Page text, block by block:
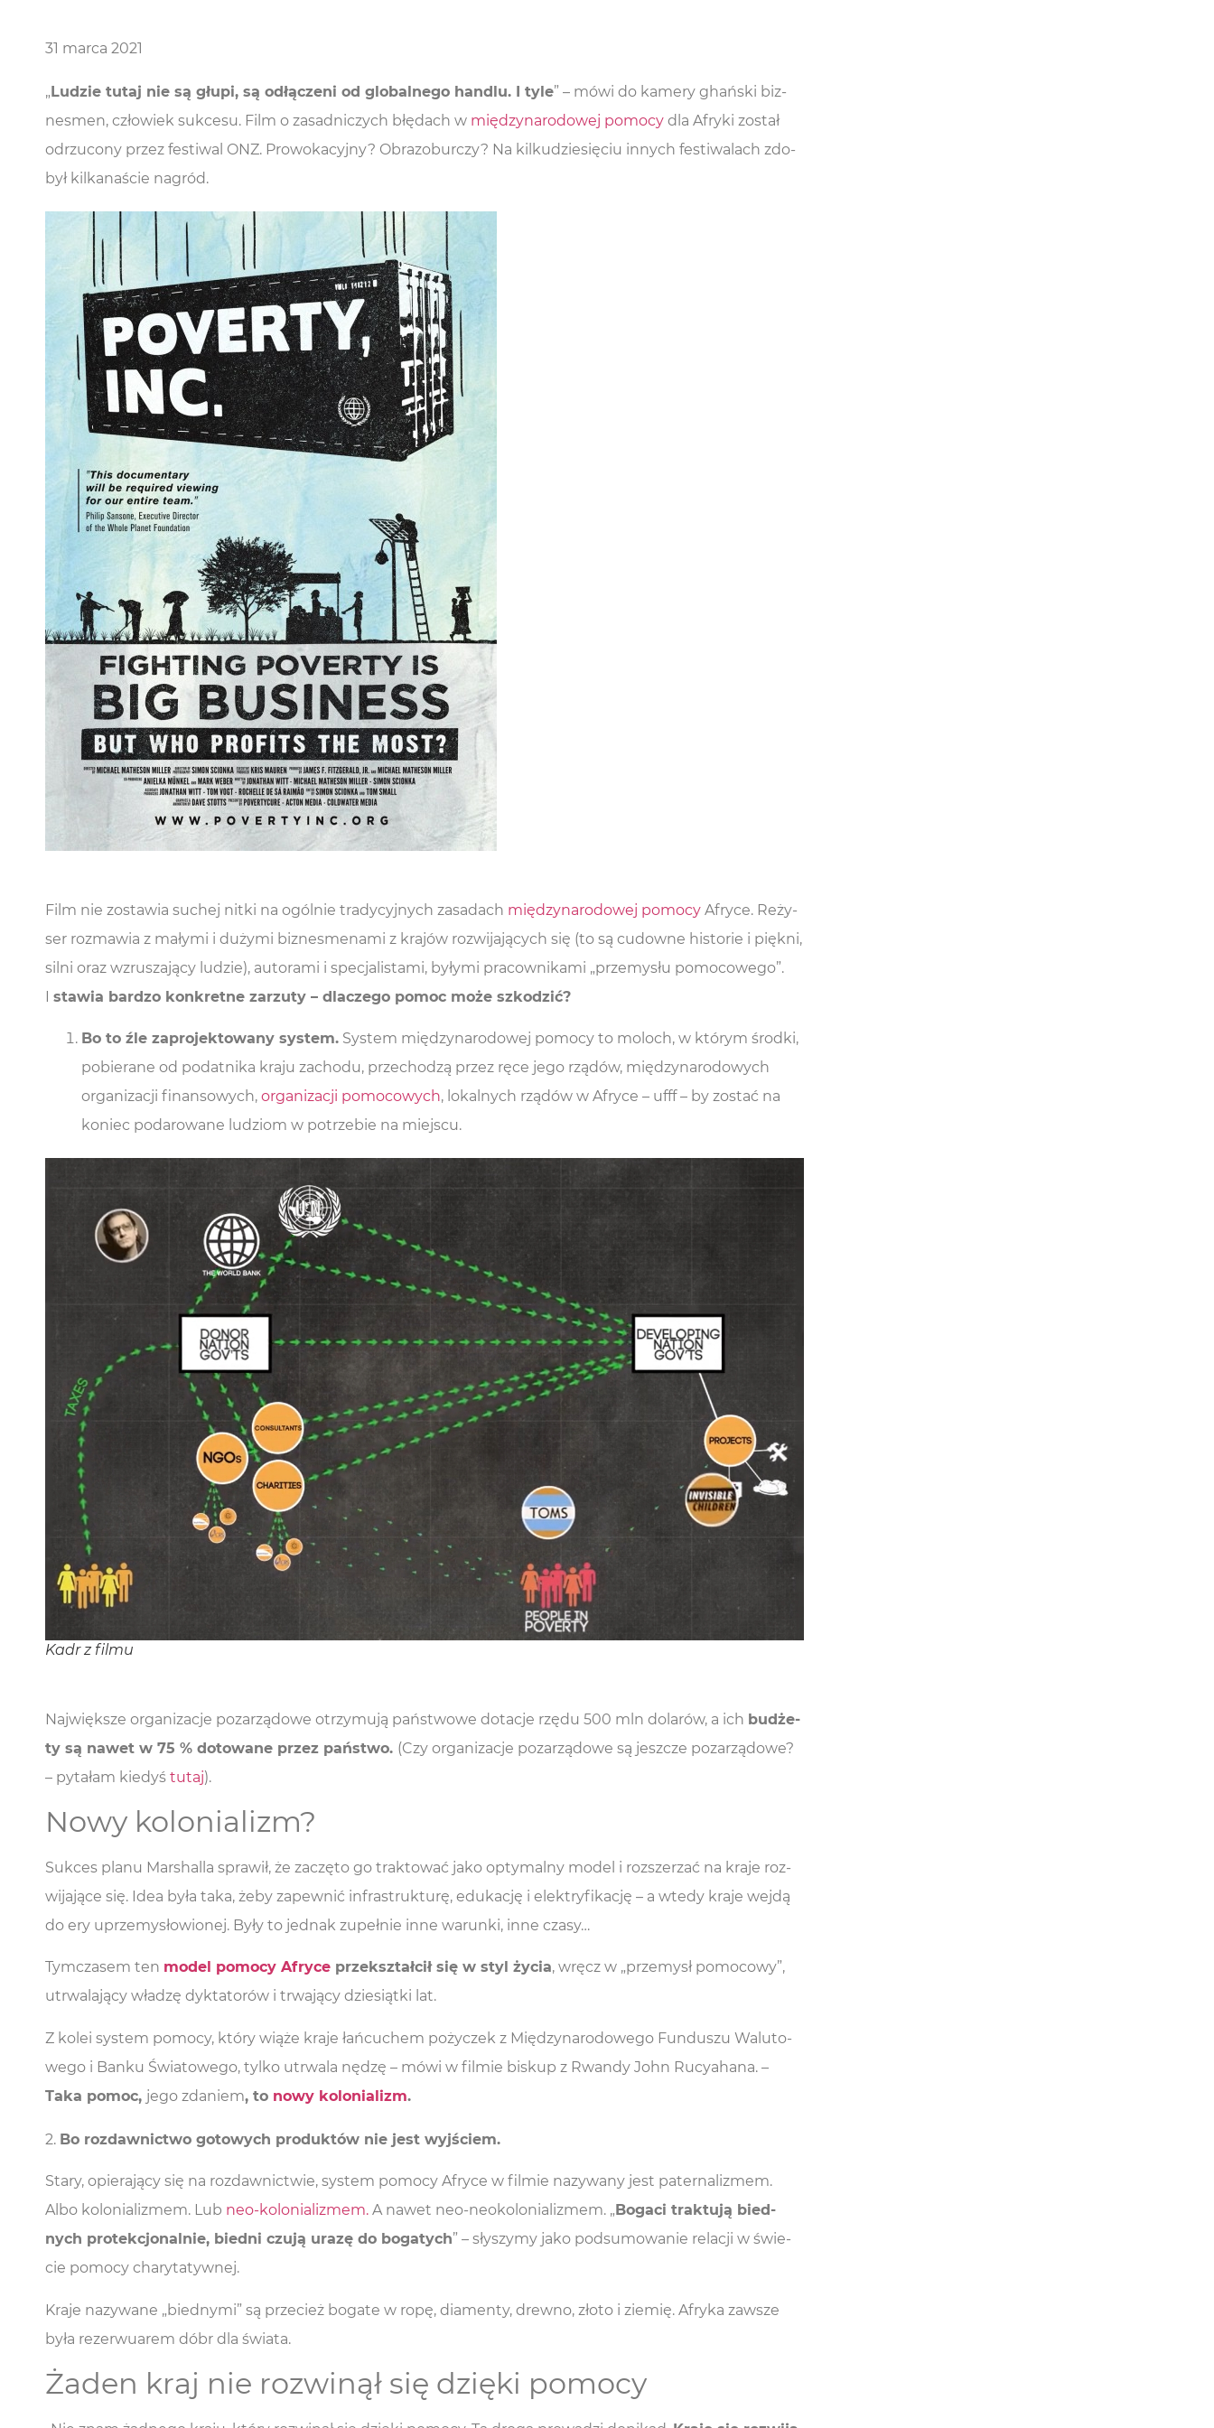
31 marca 2021
„Ludzie tutaj nie są głu­pi, są odłą­cze­ni od glo­bal­ne­go han­dlu. I tyle” – mówi do kame­ry ghań­ski biz­
nes­men, czło­wiek suk­ce­su. Film o zasad­ni­czych błę­dach w mię­dzy­na­ro­do­wej pomo­cy dla Afry­ki został
odrzu­co­ny przez festi­wal ONZ. Pro­wo­ka­cyj­ny? Obra­zo­bur­czy? Na kil­ku­dzie­się­ciu innych festi­wa­lach zdo­
był kil­ka­na­ście nagród.
Film nie zosta­wia suchej nit­ki na ogól­nie tra­dy­cyj­nych zasa­dach mię­dzy­na­ro­do­wej pomo­cy Afry­ce. Reży­
ser roz­ma­wia z mały­mi i duży­mi biz­nes­me­na­mi z kra­jów roz­wi­ja­ją­cych się (to są cudow­ne histo­rie i pięk­ni,
sil­ni oraz wzru­sza­ją­cy ludzie), auto­ra­mi i spe­cja­li­sta­mi, były­mi pra­cow­ni­ka­mi „prze­my­słu pomo­co­we­go”.
I sta­wia bar­dzo kon­kret­ne zarzu­ty – dla­cze­go pomoc może szkodzić?
Bo to źle zapro­jek­to­wa­ny sys­tem. Sys­tem mię­dzy­na­ro­do­wej pomo­cy to moloch, w któ­rym środ­ki,
pobie­ra­ne od podat­ni­ka kra­ju zacho­du, prze­cho­dzą przez ręce jego rzą­dów, mię­dzy­na­ro­do­wych
orga­ni­za­cji finan­so­wych, orga­ni­za­cji pomo­co­wych, lokal­nych rzą­dów w Afry­ce – ufff – by zostać na
koniec poda­ro­wa­ne ludziom w potrze­bie na miejscu.
Kadr z filmu
Naj­więk­sze orga­ni­za­cje poza­rzą­do­we otrzy­mu­ją pań­stwo­we dota­cje rzę­du 500 mln dola­rów, a ich budże­
ty są nawet w 75 % doto­wa­ne przez pań­stwo. (Czy orga­ni­za­cje poza­rzą­do­we są jesz­cze poza­rzą­do­we?
– pyta­łam kie­dyś tutaj).
Nowy kolonializm?
Suk­ces pla­nu Mar­shal­la spra­wił, że zaczę­to go trak­to­wać jako opty­mal­ny model i roz­sze­rzać na kra­je roz­
wi­ja­ją­ce się. Idea była taka, żeby zapew­nić infra­struk­tu­rę, edu­ka­cję i elek­try­fi­ka­cję – a wte­dy kra­je wej­dą
do ery uprze­my­sło­wio­nej. Były to jed­nak zupeł­nie inne warun­ki, inne czasy…
Tym­cza­sem ten model pomo­cy Afry­ce prze­kształ­cił się w styl życia, wręcz w „prze­mysł pomo­co­wy”,
utrwa­la­ją­cy wła­dzę dyk­ta­to­rów i trwa­ją­cy dzie­siąt­ki lat.
Z kolei sys­tem pomo­cy, któ­ry wią­że kra­je łań­cu­chem poży­czek z Mię­dzy­na­ro­do­we­go Fun­du­szu Walu­to­
we­go i Ban­ku Świa­to­we­go, tyl­ko utrwa­la nędzę – mówi w fil­mie biskup z Rwan­dy John Rucy­aha­na. –
Taka pomoc, jego zda­niem, to nowy kolo­nia­lizm.
2. Bo roz­daw­nic­two goto­wych pro­duk­tów nie jest wyjściem.
Sta­ry, opie­ra­ją­cy się na roz­daw­nic­twie, sys­tem pomo­cy Afry­ce w fil­mie nazy­wa­ny jest pater­na­li­zmem.
Albo kolo­nia­li­zmem. Lub neo-kolo­nia­li­zmem. A nawet neo-neo­ko­lo­nia­li­zmem. „ Boga­ci trak­tu­ją bied­
nych pro­tek­cjo­nal­nie, bied­ni czu­ją ura­zę do boga­tych” – sły­szy­my jako pod­su­mo­wa­nie rela­cji w świe­
cie pomo­cy charytatywnej.
Kra­je nazy­wa­ne „bied­ny­mi” są prze­cież boga­te w ropę, dia­men­ty, drew­no, zło­to i zie­mię. Afry­ka zawsze
była rezer­wu­arem dóbr dla świata.
Żaden kraj nie rozwinął się dzięki pomocy